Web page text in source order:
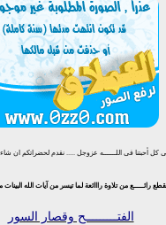
كل أحبتنا فى اللـــــــه عزوجل ..... نقدم لحضراتكم ان شاء
رائــــــع من تلاوة رااائعة لما تيسر من آيات الله
الفتـــــــــح وقصار السور